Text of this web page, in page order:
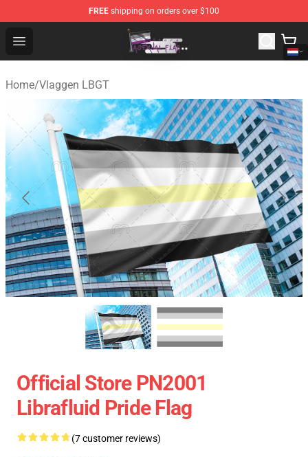
FREE shipping on orders over $100
Open menu
Asexual Flag Shop - The Best Store of Asexual Flag
Home/Vlaggen LBGT
Official Store PN2001
Librafluid Pride Flag
(7 customer reviews)